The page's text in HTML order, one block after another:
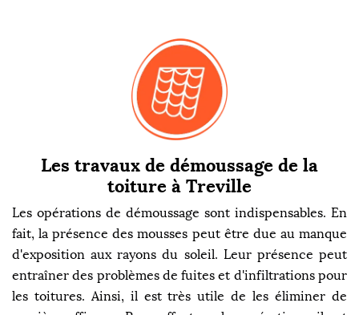
Les travaux de démoussage de la
toiture à Treville
Les opérations de démoussage sont indispensables. En
fait, la présence des mousses peut être due au manque
d'exposition aux rayons du soleil. Leur présence peut
entraîner des problèmes de fuites et d'infiltrations pour
les toitures. Ainsi, il est très utile de les éliminer de